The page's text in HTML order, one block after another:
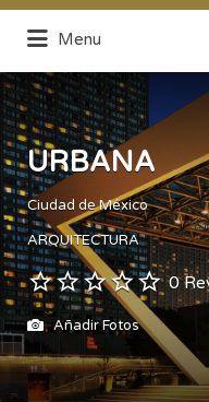
Electrónica de
Menu
URBANA
Ciudad de México
ARQUITECTURA
0
Añadir Fotos